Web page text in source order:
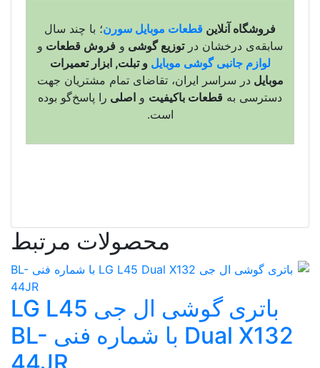
فروشگاه آنلاین قطعات موبایل سورن؛ با چند سال
سابقه‌ی درخشان درتوزیع گوشی و فروش قطعات و
لوازم جانبی گوشی موبایل و تبلت, ابزار تعمیرات
موبایلدر سراسر ایران، تقاضای تمام مشتریان جهت
دسترسی به قطعات باکیفیت و اصلی را پاسخ‌گو بوده
است.
محصولات مرتبط
باتری گوشی ال جی LG L45
Dual X132 با شماره فنی BL-
44JR